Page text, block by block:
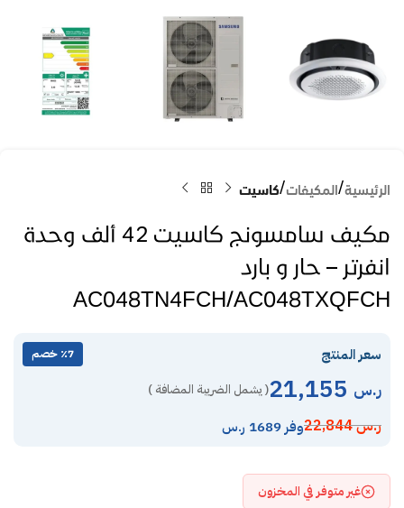
الرئيسية المكيفات كاسيت
مكيف سامسونج كاسيت 42 ألف وحدة
انفرتر – حار و بارد
AC048TN4FCH/AC048TXQFCH
سعر المنتج ٪7 خصم
ر.س ( يشمل الضريبة المضافة )
ر.س22,844 وفر 1689 ر.س
غير متوفر في المخزون